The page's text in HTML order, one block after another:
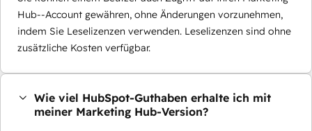
Hub--Account gewähren, ohne Änderungen vorzunehmen,
indem Sie Leselizenzen verwenden. Leselizenzen sind ohne
zusätzliche Kosten verfügbar.
Wie viel HubSpot-Guthaben erhalte ich mit
meiner Marketing Hub-Version?